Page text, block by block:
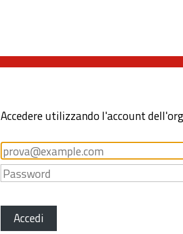
Accedere utilizzando l'account
Accedi